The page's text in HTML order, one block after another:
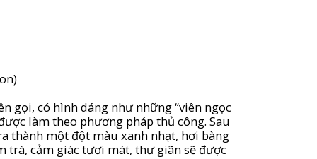
gọi, có hình dáng như những “viên ngọc
làm theo phương pháp thủ công. Sau
thành một đột màu xanh nhạt, hơi bàng
trà, cảm giác tươi mát, thư giãn sẽ được